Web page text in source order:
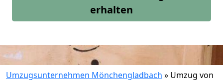
erhalten
Umzugsunternehmen Mönchengladbach » Umzug von